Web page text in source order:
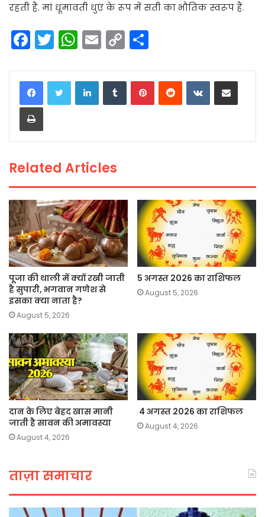
रहती हैं. मां धूमावती धुएं के रूप में सती का भौतिक स्वरूप हैं.
F
a
c
e
b
o
k
T
w
itt
er
W
h
a
ts
p
E
m
ai
C
o
p
n
ar
LinkedInTumblrPinterestReddit VKontakteShare via Email
Print
Related Articles
पूजा की थाली में क्यों रखी जाती
है सुपारी, भगवान गणेश से
इसका क्या नाता है?
August 5, 2026
5 अगस्त 2026 का राशिफल
August 5, 2026
दान के लिए बेहद खास मानी
जाती है सावन की अमावस्या
August 4, 2026
4 अगस्त 2026 का राशिफल
August 4, 2026
ताज़ा समाचार